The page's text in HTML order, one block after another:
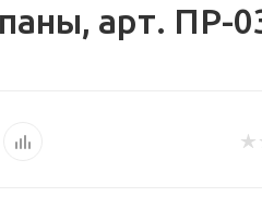
арт. ПР-